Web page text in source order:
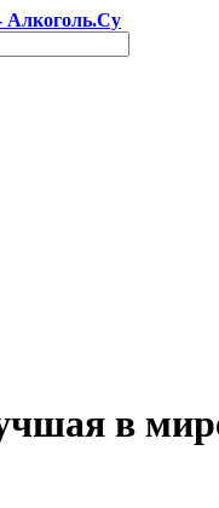
Алкоголь.Су
в